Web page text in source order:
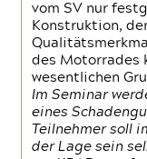
vom SV nur
Konstruktion,
des Motorrades
wesentlichen
Im Seminar
eines
Teilnehmer soll
der Lage sein